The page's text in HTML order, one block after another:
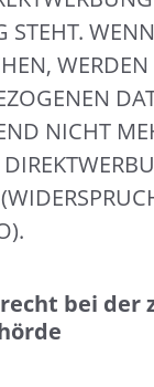
STEHT.
WERDEN
NICHT
bei der